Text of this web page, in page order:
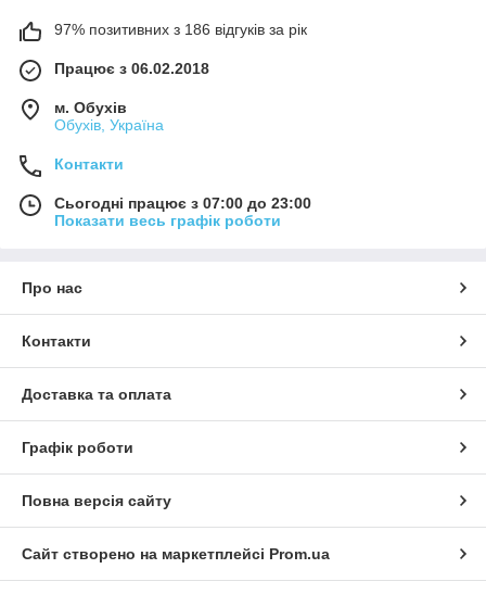
97% позитивних з 186 відгуків за рік
Працює з 06.02.2018
м. Обухів
Обухів, Україна
Контакти
Сьогодні працює з 07:00 до 23:00
Показати весь графік роботи
Про нас
Контакти
Доставка та оплата
Графік роботи
Повна версія сайту
Сайт створено на маркетплейсі Prom.ua